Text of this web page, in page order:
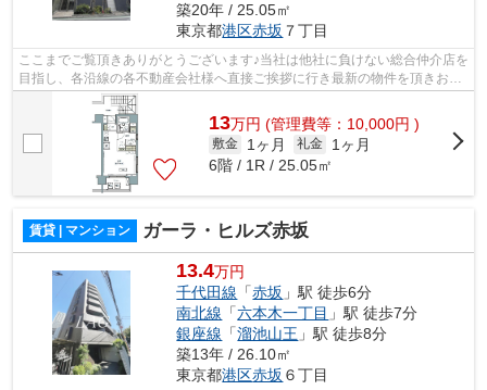
築20年 / 25.05㎡
東京都港区赤坂 ７丁目
ここまでご覧頂きありがとうございます♪当社は他社に負けない総合仲介店を
目指し、各沿線の各不動産会社様へ直接ご挨拶に行き最新の物件を頂きお客
様へ提供しております！最新の情報は...
13万円 (管理費等：10,000円 )
敷金 1ヶ月 礼金
1ヶ月
6階 / 1R / 25.05㎡
賃貸 | マンション ガーラ・ヒルズ赤坂
13.4万円
千代田線 「赤坂 」駅 徒歩6分
南北線 「六本木一丁目 」駅 徒歩7分
銀座線 「溜池山王 」駅 徒歩8分
築13年 / 26.10㎡
東京都港区赤坂 ６丁目